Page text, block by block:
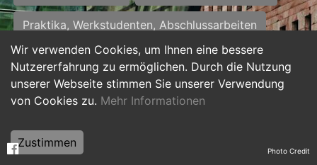
Wir verwenden Cookies, um Ihnen eine bessere
Nutzererfahrung zu ermöglichen. Durch die Nutzung
unserer Webseite stimmen Sie unserer Verwendung
von Cookies zu. Mehr Informationen
Zustimmen
Praktika, Werkstudenten, Abschlussarbeiten
Personalwesen Assistenz, Sekretariat
Hilfskräfte, Aushilfs- und Nebenjobs
Weiterbildung, Studium, duale Ausbildung Photo Credit